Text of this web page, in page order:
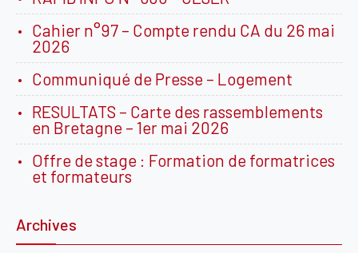
Cahier n°97 – Compte rendu CA du 26 mai
2026
Communiqué de Presse – Logement
RESULTATS – Carte des rassemblements
en Bretagne – 1er mai 2026
Offre de stage : Formation de formatrices
et formateurs
Archives